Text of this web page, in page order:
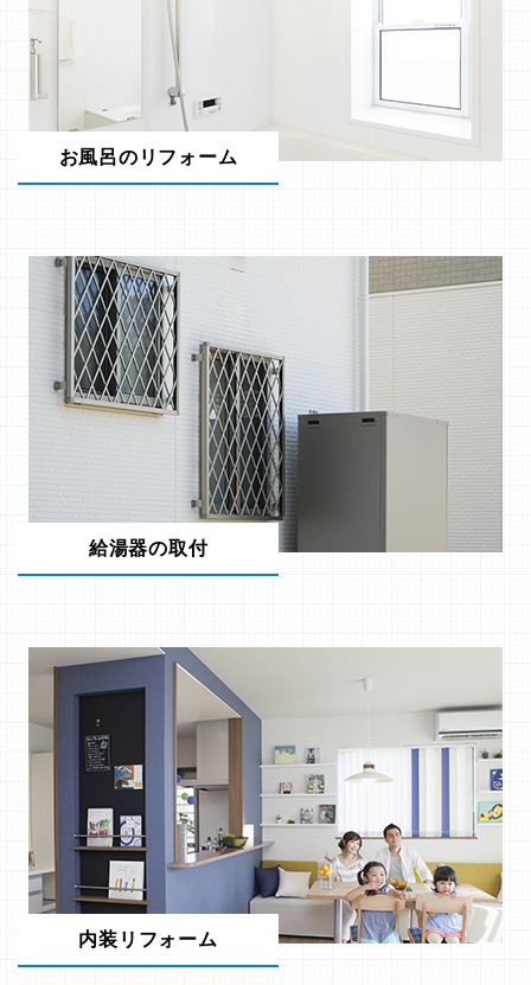
お風呂のリフォーム
給湯器の取付
内装リフォーム